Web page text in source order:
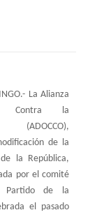
La Alianza
Contra la
(ADOCCO),
de la
la República,
por el comité
Partido de la
el pasado